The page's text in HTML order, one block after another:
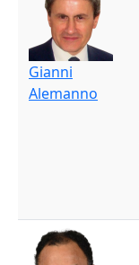
Gianni
Alemanno